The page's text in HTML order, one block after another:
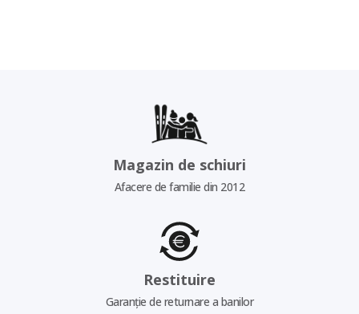
Magazin de schiuri
Afacere de familie din 2012
Restituire
Garanție de returnare a banilor